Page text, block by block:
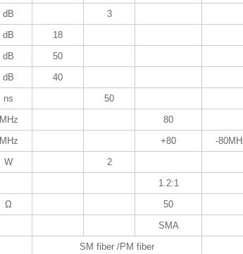
dB
3
dB
18
dB
50
dB
40
ns
50
MHz
80
MHz +80
-
W
2
1.2:1
Ω
50
SMA
SM fiber /PM fiber